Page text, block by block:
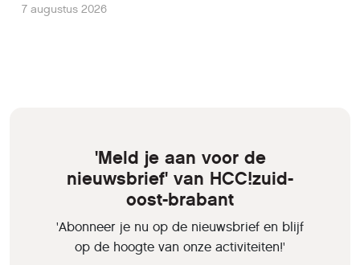
7 augustus 2026
'Meld je aan voor de
nieuwsbrief' van HCC!zuid-
oost-brabant
'Abonneer je nu op de nieuwsbrief en blijf
op de hoogte van onze activiteiten!'